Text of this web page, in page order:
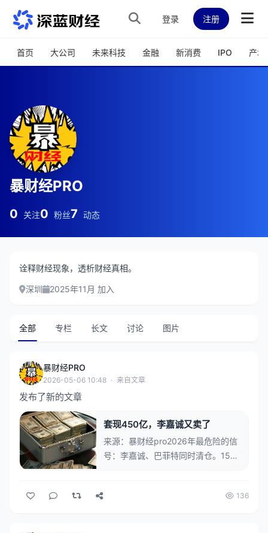
跳转到主内容
登录 注册
首页 大公司 未来科技 金融 新消费 IPO 产城
暴财经PRO
0 关注0 粉丝7 动态
诠释财经现象，透析财经真相。
深圳 2025年11月 加入
全部 专栏 长文 讨论 图片
暴财经PRO
2026-05-06 10:48 · 来自文章
发布了新的文章
套现450亿，李嘉诚又卖了
来源：暴财经pro2026年最危险的信
号：李嘉诚、巴菲特同时清仓。15月
下电讯业务集团CKHGT已同意出售其136